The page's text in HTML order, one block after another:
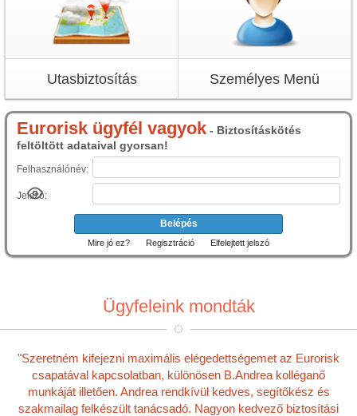
Utasbiztosítás Személyes Menü
Eurorisk ügyfél vagyok - Biztosításkötés
feltöltött adataival gyorsan!
Felhasználónév:
Jelszó:
Mire jó ez? Regisztráció Elfelejtett jelszó
Ügyfeleink mondták
"Szeretném kifejezni maximális elégedettségemet az Eurorisk
csapatával kapcsolatban, különösen B.Andrea kolléganő
munkáját illetően. Andrea rendkívül kedves, segítőkész és
szakmailag felkészült tanácsadó. Nagyon kedvező biztosítási